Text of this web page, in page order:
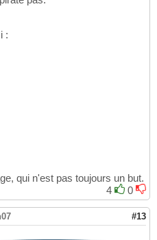
:
qui n'est pas toujours un but.
4
0
#13